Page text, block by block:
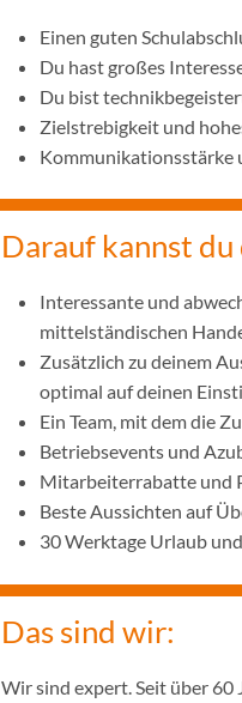
Einen guten
Du hast großes
Du bist
Zielstrebigkeit und
Kommunikationsstärke
Darauf kannst
Interessante und
mittelständischen
Zusätzlich zu deinem
optimal auf deinen
Ein Team, mit dem die
Betriebsevents und
Mitarbeiterrabatte und
Beste Aussichten auf
30 Werktage Urlaub
Das sind wir:
Wir sind expert. Seit über 60